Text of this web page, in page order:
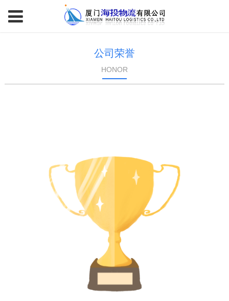
公司荣誉
HONOR